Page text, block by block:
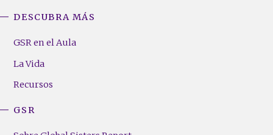
Footer
(Right)
DESCUBRA MÁS
GSR en el Aula
La Vida
Recursos
GSR